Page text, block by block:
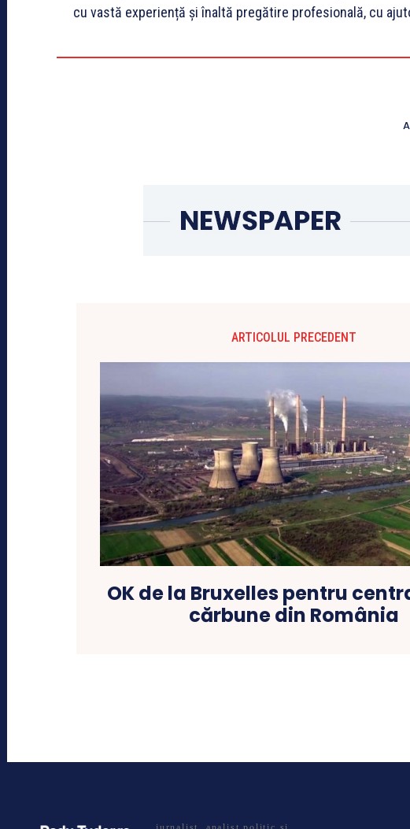
cu vastă experiență și înaltă pregătire profesională, cu
ARTICOLUL PRECEDENT
OK de la Bruxelles pentru
cărbune din România